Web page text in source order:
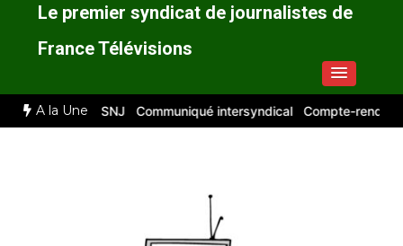
Le premier syndicat de journalistes de
France Télévisions
A la Une
rendu du SNJ Communiqué intersyndical Compte-rendu CSE